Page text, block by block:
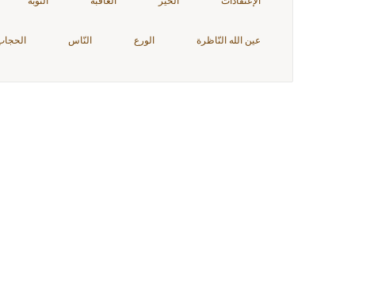
عين الله النّاظرة الورع النّاس